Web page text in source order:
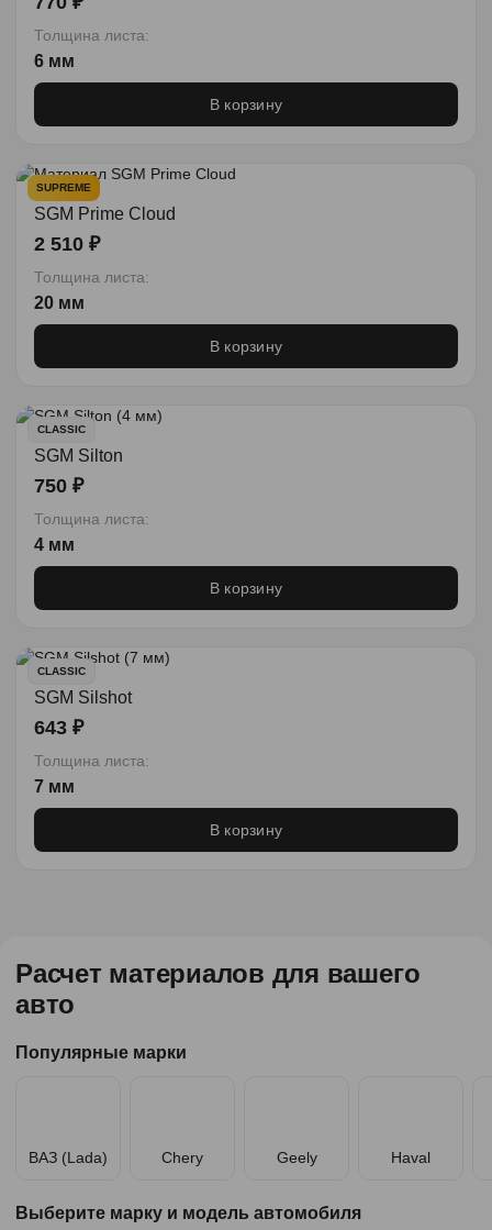
Толщина листа:
6 мм
В корзину
SUPREME
SGM Prime Cloud
2 510 ₽
Толщина листа:
20 мм
В корзину
CLASSIC
SGM Silton
750 ₽
Толщина листа:
4 мм
В корзину
CLASSIC
SGM Silshot
643 ₽
Толщина листа:
7 мм
В корзину
Расчет материалов для вашего
авто
Популярные марки
ВАЗ (Lada) Chery Geely Haval
Выберите марку и модель автомобиля